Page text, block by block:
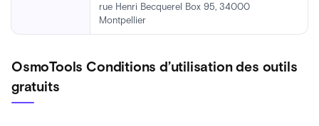
rue Henri Becquerel Box 95, 34000
Montpellier
OsmoTools Conditions d’utilisation des outils
gratuits